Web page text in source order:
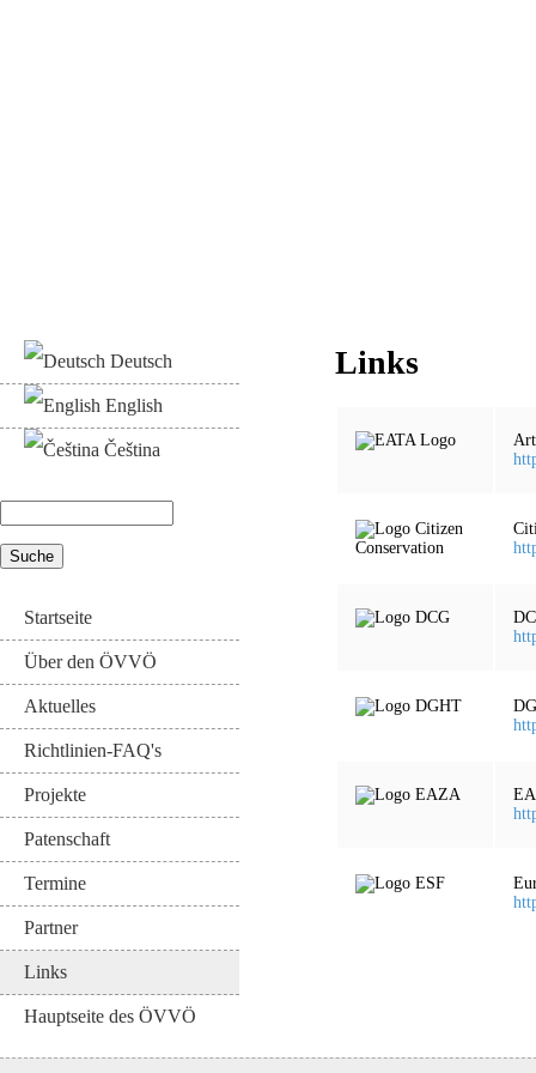
Deutsch
English
Čeština
Suchformular
Startseite
Über den ÖVVÖ
Aktuelles
Richtlinien-FAQ's
Projekte
Patenschaft
Termine
Partner
Links
Hauptseite des ÖVVÖ
Links